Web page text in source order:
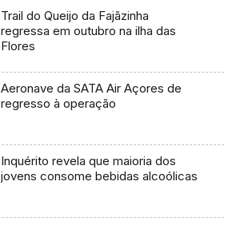
Trail do Queijo da Fajãzinha
regressa em outubro na ilha das
Flores
Aeronave da SATA Air Açores de
regresso à operação
Inquérito revela que maioria dos
jovens consome bebidas alcoólicas